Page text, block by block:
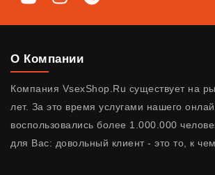
О Компании
Компания VsexShop.Ru существует на
лет. За это время услугами нашего
воспользовались более 1.000.000
для Вас: довольный клиент - это то, к